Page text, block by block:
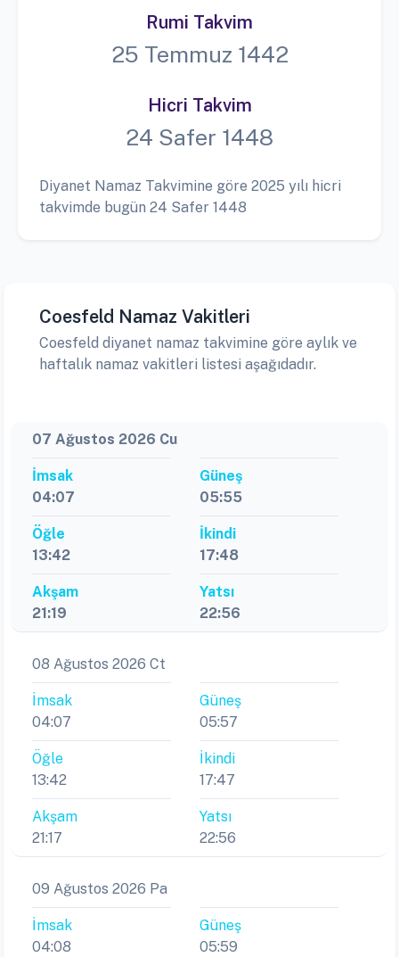
Rumi Takvim
25 Temmuz 1442
Hicri Takvim
24 Safer 1448
Diyanet Namaz Takvimine göre 2025 yılı hicri
takvimde bugün 24 Safer 1448
Coesfeld Namaz Vakitleri
Coesfeld diyanet namaz takvimine göre aylık ve
haftalık namaz vakitleri listesi aşağıdadır.
07 Ağustos 2026 Cu
İmsak
04:07
Güneş
05:55
Öğle
13:42
İkindi
17:48
Akşam
21:19
Yatsı
22:56
08 Ağustos 2026 Ct
İmsak
04:07
Güneş
05:57
Öğle
13:42
İkindi
17:47
Akşam
21:17
Yatsı
22:56
09 Ağustos 2026 Pa
İmsak
04:08
Güneş
05:59